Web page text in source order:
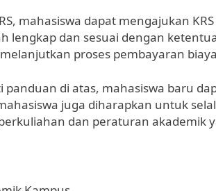
mahasiswa dapat mengajukan
lengkap dan sesuai dengan
proses pembayaran
di atas, mahasiswa baru
juga diharapkan untuk
dan peraturan akademik